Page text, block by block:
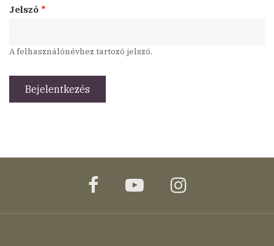
Jelszó
A felhasználónévhez tartozó jelszó.
facebookyoutubeinstagram